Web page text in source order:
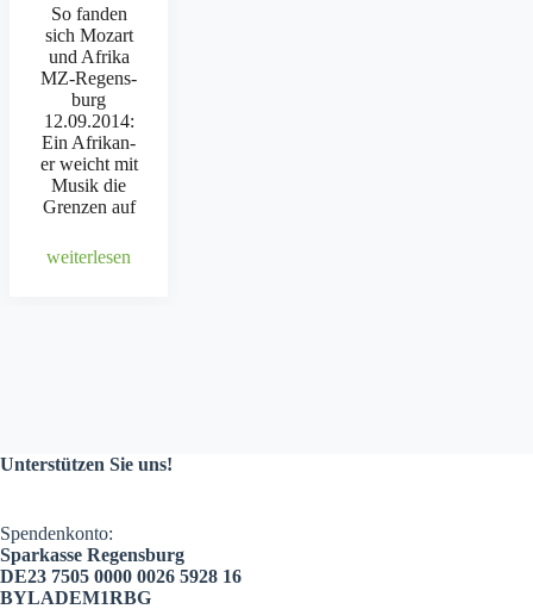
So fan­den
sich Mozart
und Afri­ka
MZ-Regen­s­
burg
12.09.2014:
Ein Afrikan­
er weicht mit
Musik die
Gren­zen auf
weit­er­lesen
Unterstützen Sie uns!
Spendenkonto:
Sparkasse Regensburg
DE23 7505 0000 0026 5928 16
BYLADEM1RBG